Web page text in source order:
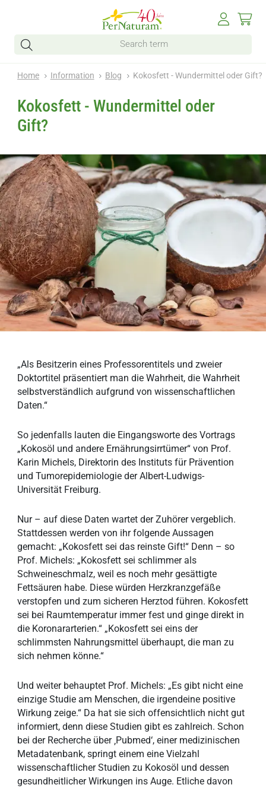
Home Information Blog Kokosfett - Wundermittel oder Gift?
Kokosfett - Wundermittel oder
Gift?
„Als Besitzerin eines Professorentitels und zweier
Doktortitel präsentiert man die Wahrheit, die Wahrheit
selbstverständlich aufgrund von wissenschaftlichen
Daten.“
So jedenfalls lauten die Eingangsworte des Vortrags
„Kokosöl und andere Ernährungsirrtümer“ von Prof.
Karin Michels, Direktorin des Instituts für Prävention
und Tumorepidemiologie der Albert-Ludwigs-
Universität Freiburg.
Nur – auf diese Daten wartet der Zuhörer vergeblich.
Stattdessen werden von ihr folgende Aussagen
gemacht: „Kokosfett sei das reinste Gift!“ Denn – so
Prof. Michels: „Kokosfett sei schlimmer als
Schweineschmalz, weil es noch mehr gesättigte
Fettsäuren habe. Diese würden Herzkranzgefäße
verstopfen und zum sicheren Herztod führen. Kokosfett
sei bei Raumtemperatur immer fest und ginge direkt in
die Koronararterien.“ „Kokosfett sei eins der
schlimmsten Nahrungsmittel überhaupt, die man zu
sich nehmen könne.“
Und weiter behauptet Prof. Michels: „Es gibt nicht eine
einzige Studie am Menschen, die irgendeine positive
Wirkung zeige.“ Da hat sie sich offensichtlich nicht gut
informiert, denn diese Studien gibt es zahlreich. Schon
bei der Recherche über ‚Pubmed‘, einer medizinischen
Metadatenbank, springt einem eine Vielzahl
wissenschaftlicher Studien zu Kokosöl und dessen
gesundheitlicher Wirkungen ins Auge. Etliche davon